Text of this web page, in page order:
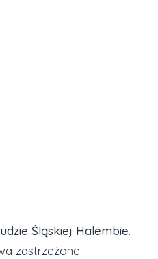
Śląskiej Halembie.
zastrzeżone.